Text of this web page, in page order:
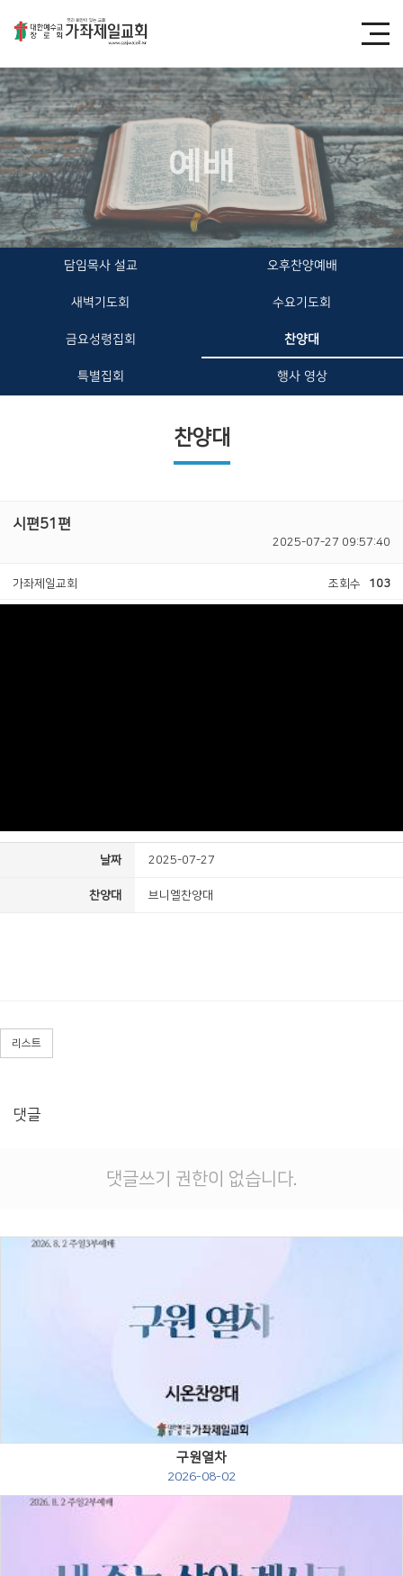
예배
담임목사 설교 오후찬양예배
새벽기도회 수요기도회
금요성령집회 찬양대
특별집회 행사 영상
찬양대
시편51편
2025-07-27 09:57:40
가좌제일교회 조회수 103
날짜 2025-07-27
찬양대 브니엘찬양대
리스트
댓글
댓글쓰기 권한이 없습니다.
구원열차
2026-08-02